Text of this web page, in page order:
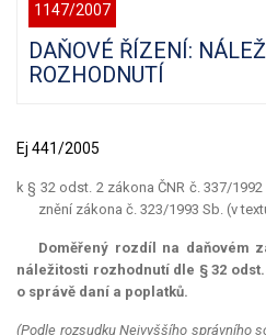
1147/2007
DAŇOVÉ ŘÍZENÍ:
ROZHODNUTÍ
Ej 441/2005
k § 32 odst. 2 zákona ČNR č. 337/
znění zákona č. 323/1993 Sb. (v
Doměřený rozdíl na daňovém
náležitosti rozhodnutí dle § 32 odst.
o správě daní a poplatků.
(Podle rozsudku Nejvyššího správního